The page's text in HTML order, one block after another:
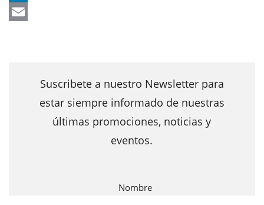
LinkedIn
Suscribete a nuestro Newsletter para
estar siempre informado de nuestras
últimas promociones, noticias y
eventos.
Nombre